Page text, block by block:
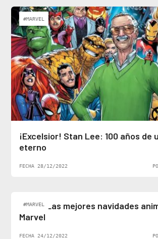
#MARVEL
¡Excelsior! Stan Lee: 100 años de
eterno
FECHA 28/12/2022
#MARVEL
Top 5: Las mejores navidades
Marvel
FECHA 24/12/2022